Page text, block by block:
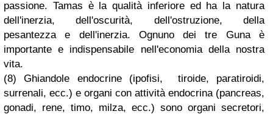
passione. Tamas è la qualità inferiore ed ha la natura
dell'inerzia, dell'oscurità, dell'ostruzione, della
pesantezza e dell'inerzia. Ognuno dei tre Guna è
importante e indispensabile nell'economia della nostra
vita.
(8) Ghiandole endocrine (ipofisi, tiroide, paratiroidi,
surrenali, ecc.) e organi con attività endocrina (pancreas,
gonadi, rene, timo, milza, ecc.) sono organi secretori,